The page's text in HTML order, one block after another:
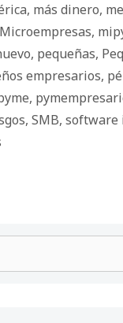
, más dinero,
Microempresas,
, pequeñas,
empresarios,
,
, SMB, software